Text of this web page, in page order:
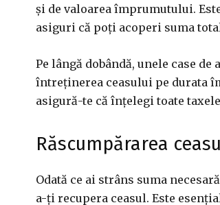
și de valoarea împrumutului.
asiguri că poți acoperi suma
Pe lângă dobândă, unele case
întreținerea ceasului pe durata
asigură-te că înțelegi toate
Răscumpărarea
Odată ce ai strâns suma
a-ți recupera ceasul. Este